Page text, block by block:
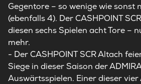
Gegentore – so wenige wie sonst
(ebenfalls 4). Der CASHPOINT
diesen sechs Spielen acht Tore –
mehr.
- Der CASHPOINT SCR Altach
Siege in dieser Saison der
Auswärtsspielen. Einer dieser